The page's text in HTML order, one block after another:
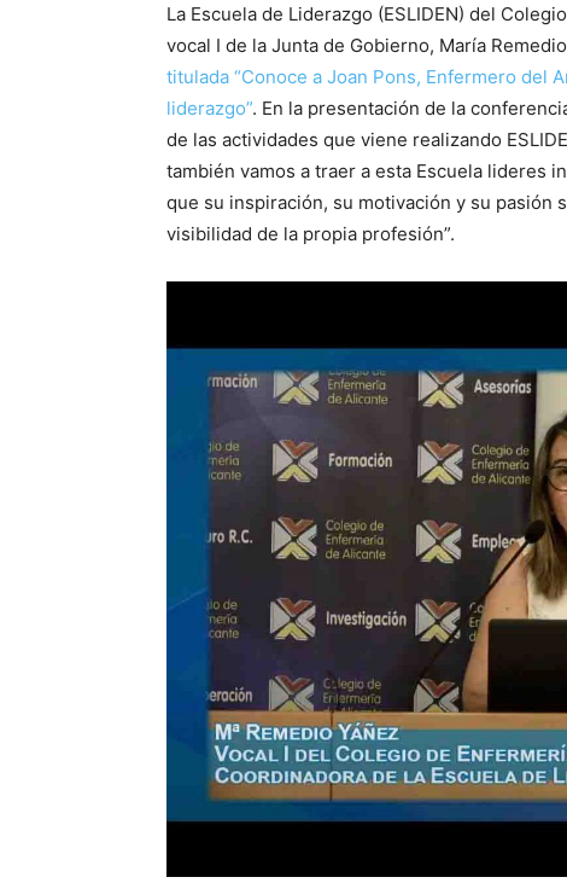
La Escuela de Liderazgo (ESLIDEN) del
vocal I de la Junta de Gobierno, María
titulada “Conoce a Joan Pons, Enfermero del
liderazgo”. En la presentación de la
de las actividades que viene realizando
también vamos a traer a esta Escuela lideres
que su inspiración, su motivación y su pasión
visibilidad de la propia profesión”.